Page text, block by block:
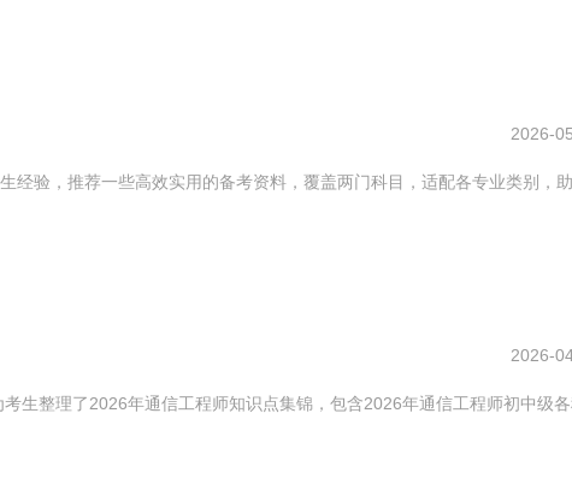
2026-
经验，推荐一些高效实用的备考资料，覆盖两门科目，适配各专业类别，
2026-
生整理了2026年通信工程师知识点集锦，包含2026年通信工程师初中级